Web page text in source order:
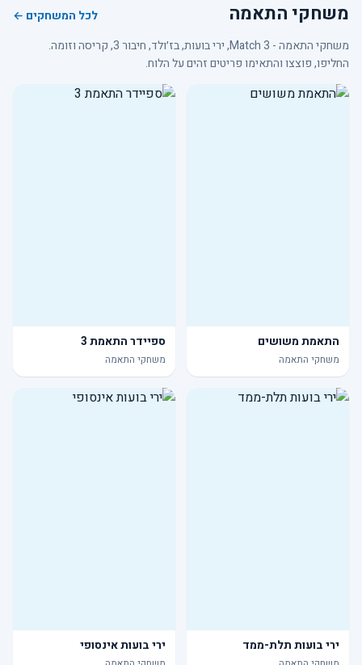
משחקי התאמה
לכל המשחקים ←
משחקי התאמה - Match 3, ירי בועות, בז׳ולד, חיבור 3, קריסה וזומה.
החליפו, פוצצו והתאימו פריטים זהים על הלוח.
התאמת משושים
משחקי התאמה
ספיידר התאמת 3
משחקי התאמה
ירי בועות תלת-ממד ירי בועות אינסופי